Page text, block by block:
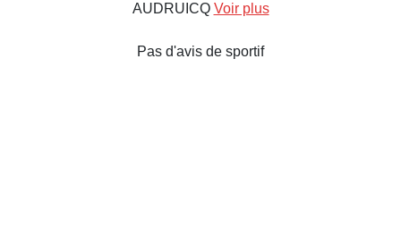
AUDRUICQ Voir plus
Pas d'avis de sportif